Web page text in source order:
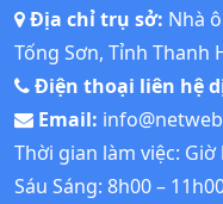
Địa chỉ trụ sở: Nhà
Tống Sơn, Tỉnh Thanh
Điện thoại liên hệ
Email:
Thời gian làm việc:
Sáu Sáng: 8h00 –